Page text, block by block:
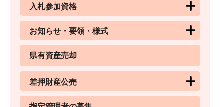
入札参加資格
お知らせ・要領・様式
県有資産売却
差押財産公売